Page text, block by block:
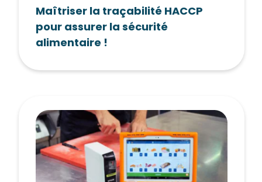
Maîtriser la traçabilité HACCP
pour assurer la sécurité
alimentaire !